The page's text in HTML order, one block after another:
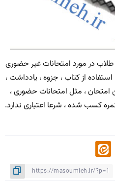
در مورد امتحانات غیر حضوری
از کتاب ، جزوه ، یادداشت ،
، مثل امتحانات حضوری ،
کسب شده ، شرعا اعتباری ندارد.